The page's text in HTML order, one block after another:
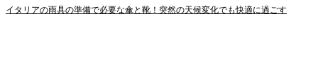
イタリアの雨具の準備で必要な傘と靴！突然の天候変化でも快適に過ごす